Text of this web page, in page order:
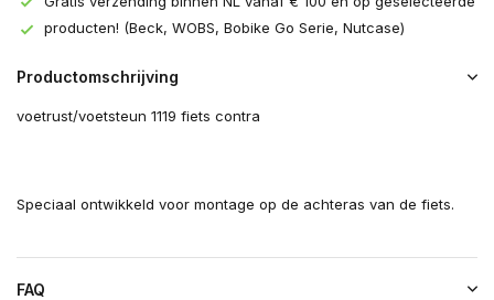
producten! (Beck, WOBS, Bobike Go Serie, Nutcase)
Productomschrijving
voetrust/voetsteun 1119 fiets contra
Speciaal ontwikkeld voor montage op de achteras van de fiets.
FAQ